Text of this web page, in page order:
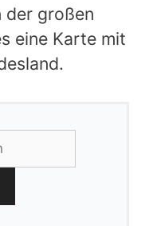
der großen
eine Karte mit